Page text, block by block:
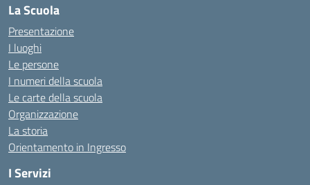
La Scuola
Presentazione
I luoghi
Le persone
I numeri della scuola
Le carte della scuola
Organizzazione
La storia
Orientamento in Ingresso
I Servizi